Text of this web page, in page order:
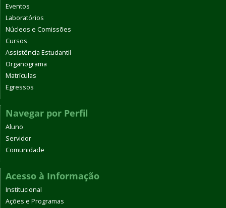
Eventos
Laboratórios
Núcleos e Comissões
Cursos
Assistência Estudantil
Organograma
Matrículas
Egressos
Navegar por Perfil
Aluno
Servidor
Comunidade
Acesso à Informação
Institucional
Ações e Programas